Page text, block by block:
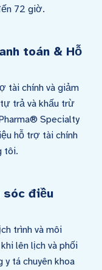
72 giờ.
toán & Hỗ
tài chính và giảm
trả và khấu trừ
Specialty
hỗ trợ tài chính
tôi.
sóc điều
trình và môi
lên lịch và phối
tá chuyên khoa